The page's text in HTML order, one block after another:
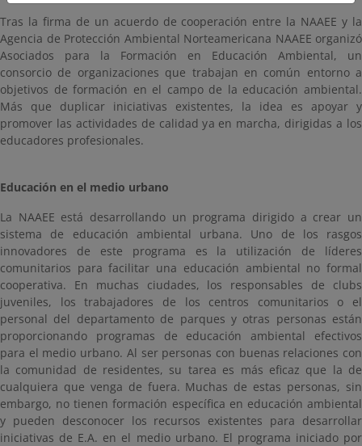
Tras la firma de un acuerdo de cooperación entre la NAAEE y la
Agencia de Protección Ambiental Norteamericana NAAEE organizó
Asociados para la Formación en Educación Ambiental, un
consorcio de organizaciones que trabajan en común entorno a
objetivos de formación en el campo de la educación ambiental.
Más que duplicar iniciativas existentes, la idea es apoyar y
promover las actividades de calidad ya en marcha, dirigidas a los
educadores profesionales.
Educación en el medio urbano
La NAAEE está desarrollando un programa dirigido a crear un
sistema de educación ambiental urbana. Uno de los rasgos
innovadores de este programa es la utilización de líderes
comunitarios para facilitar una educación ambiental no formal
cooperativa. En muchas ciudades, los responsables de clubs
juveniles, los trabajadores de los centros comunitarios o el
personal del departamento de parques y otras personas están
proporcionando programas de educación ambiental efectivos
para el medio urbano. Al ser personas con buenas relaciones con
la comunidad de residentes, su tarea es más eficaz que la de
cualquiera que venga de fuera. Muchas de estas personas, sin
embargo, no tienen formación específica en educación ambiental
y pueden desconocer los recursos existentes para desarrollar
iniciativas de E.A. en el medio urbano. El programa iniciado por